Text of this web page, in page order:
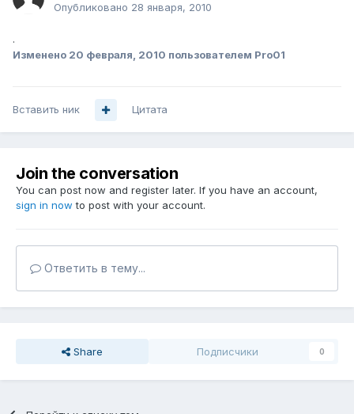
Опубликовано 28 января, 2010
.
Изменено 20 февраля, 2010 пользователем Pro01
Вставить ник Цитата
Join the conversation
You can post now and register later. If you have an account,
sign in now to post with your account.
Ответить в тему...
Share Подписчики 0